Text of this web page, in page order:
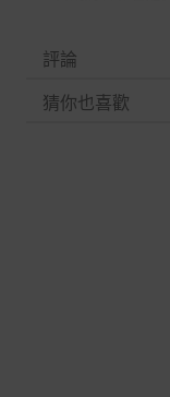
評論
猜你也喜歡